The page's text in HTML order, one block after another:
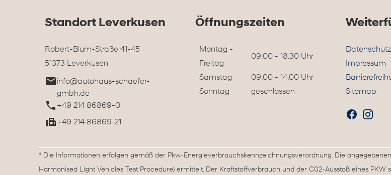
Standort Leverkusen
Robert-Blum-Straße 41-45
51373 Leverkusen
info@autohaus-schaefer-
gmbh.de
+49 214 86869-0
+49 214 86869-21
Öffnungszeiten
Montag -
Freitag
09:00 - 18:30 Uhr
Samstag
09:00 - 14:00 Uhr
Sonntag
geschlossen
Datenschutz
Impressum
Sitemap
* Die Informationen erfolgen gemäß der Pkw-Energieverbrauchskennzeichnungsverordnung. Die
Harmonised Light Vehicles Test Procedure) ermittelt. Der Kraftstoffverbrauch und der C02-Ausstoß eines